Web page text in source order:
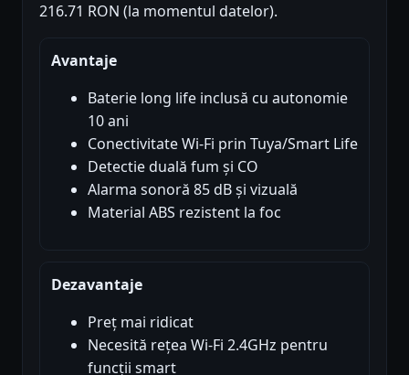
216.71 RON (la momentul datelor).
Avantaje
Baterie long life inclusă cu autonomie
10 ani
Conectivitate Wi-Fi prin Tuya/Smart Life
Detectie duală fum și CO
Alarma sonoră 85 dB și vizuală
Material ABS rezistent la foc
Dezavantaje
Preț mai ridicat
Necesită rețea Wi-Fi 2.4GHz pentru
funcții smart